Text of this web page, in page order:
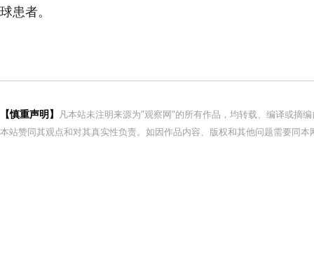
球患者。
【慎重声明】
凡本站未注明来源为"观察网"的所有作品，均转载、编译或摘
本站赞同其观点和对其真实性负责。如因作品内容、版权和其他问题需要同本